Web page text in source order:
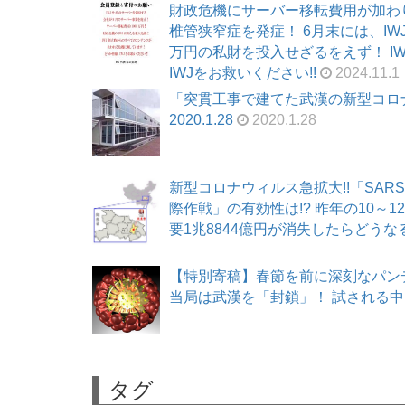
財政危機にサーバー移転費用が加
椎管狭窄症を発症！ 6月末には、
万円の私財を投入せざるをえず！
IWJをお救いください!!
2024.11.1
「突貫工事で建てた武漢の新型コ
2020.1.28
2020.1.28
新型コロナウィルス急拡大!!「
際作戦」の有効性は!? 昨年の10～
要1兆8844億円が消失したらどうな
【特別寄稿】春節を前に深刻なパ
当局は武漢を「封鎖」！ 試される
タグ